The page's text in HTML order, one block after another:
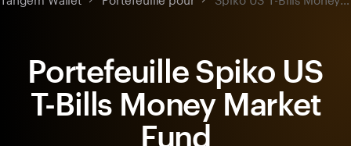
Portefeuille Spiko US
T-Bills Money Market
Fund